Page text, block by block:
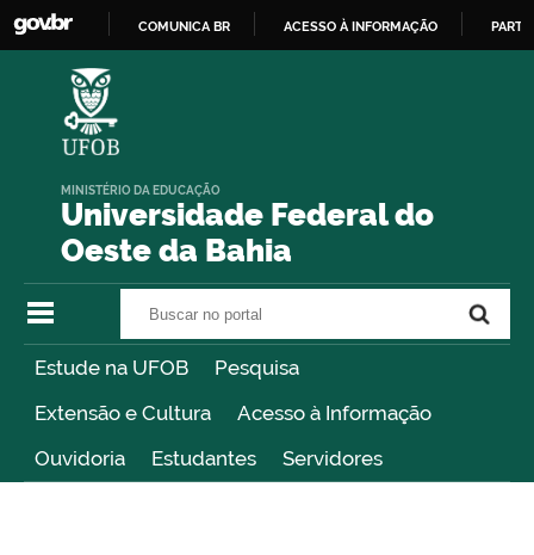
COMUNICA BR ACESSO À INFORMAÇÃO
Universidade Federal do
Oeste da Bahia
MINISTÉRIO DA EDUCAÇÃO
Estude na UFOB
Pesquisa
Extensão e Cultura
Acesso à Informação
Ouvidoria
Estudantes Servidores